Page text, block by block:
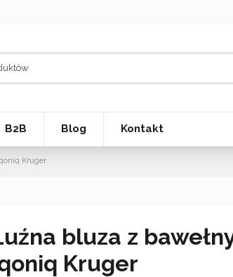
B2B Blog Kontakt
Kruger
bluza z
Kruger